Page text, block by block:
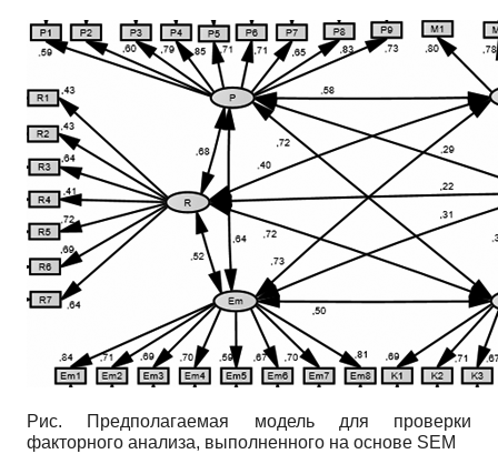
Рис. Предполагаемая модель для проверки
факторного анализа, выполненного на основе SEM